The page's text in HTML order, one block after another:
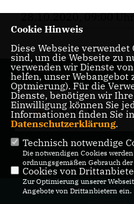
28.10.2020, 09:00 Uhr
@2026 CDU-Fraktion in der BVV
Cookie Hinweis
Diese Webseite
sind, um die Webseite zu
verwenden wir Dienste
helfen, unser Webangebot
Optmierung). Für die
Dienste, benötigen wir
Einwilligung können Sie
Informationen finden Sie
Datenschutzerklärung.
Technisch notwendige
Die notwendigen Cookies
ordnungsgemäßen Gebrauch
Cookies von
Zur Optimierung unserer
Angebote von Drittanbietern ein.